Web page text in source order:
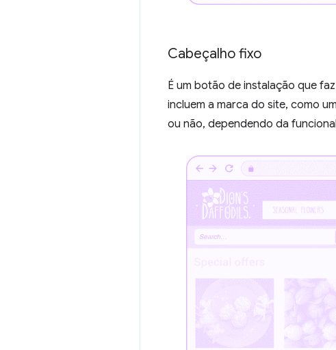
Cabeçalho fixo
É um botão de instalação que
incluem a marca do site, como
ou não, dependendo da